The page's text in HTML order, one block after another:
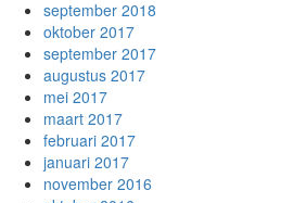
september 2018
oktober 2017
september 2017
augustus 2017
mei 2017
maart 2017
februari 2017
januari 2017
november 2016